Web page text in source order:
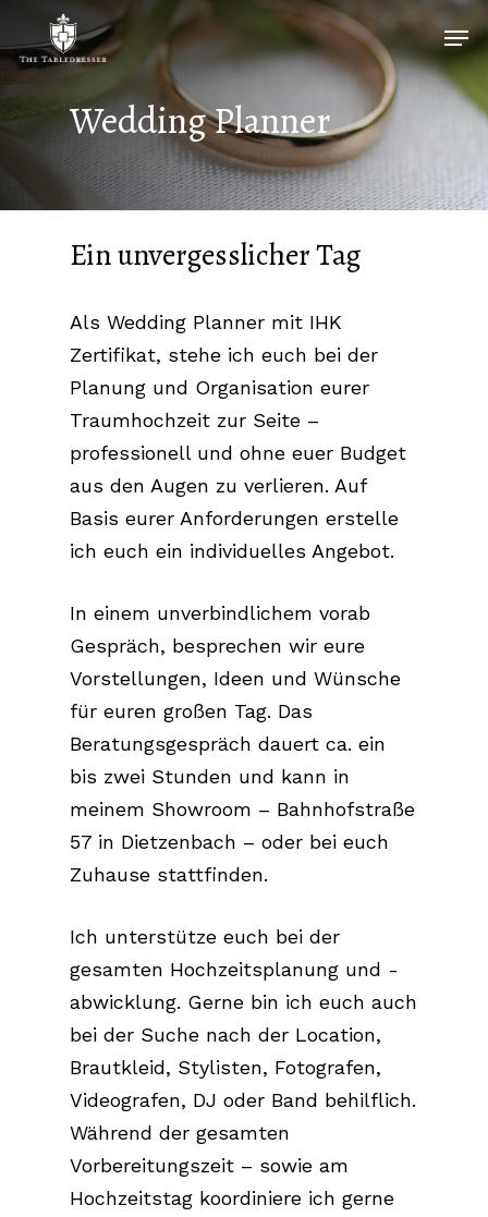
to
main
contentWeddingPlanner
Ein unvergesslicher Tag
Als Wedding Planner mit IHK
Zertifikat, stehe ich euch bei der
Planung und Organisation eurer
Traumhochzeit zur Seite –
professionell und ohne euer Budget
aus den Augen zu verlieren. Auf
Basis eurer Anforderungen erstelle
ich euch ein individuelles Angebot.
In einem unverbindlichem vorab
Gespräch, besprechen wir eure
Vorstellungen, Ideen und Wünsche
für euren großen Tag. Das
Beratungsgespräch dauert ca. ein
bis zwei Stunden und kann in
meinem Showroom – Bahnhofstraße
57 in Dietzenbach – oder bei euch
Zuhause stattfinden.
Ich unterstütze euch bei der
gesamten Hochzeitsplanung und -
abwicklung. Gerne bin ich euch auch
bei der Suche nach der Location,
Brautkleid, Stylisten, Fotografen,
Videografen, DJ oder Band behilflich.
Während der gesamten
Vorbereitungszeit – sowie am
Hochzeitstag koordiniere ich gerne
Close
Menu